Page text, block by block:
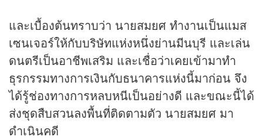
และเบื้องต้นทราบว่า นายสมยศ ทำงานเป็นแมส
เซนเจอร์ให้กับบริษัทแห่งหนึ่งย่านมีนบุรี และเล่น
ดนตรีเป็นอาชีพเสริม และเชื่อว่าเคยเข้ามาทำ
ธุรกรรมทางการเงินกับธนาคารแห่งนี้มาก่อน จึง
ได้รู้ช่องทางการหลบหนีเป็นอย่างดี และขณะนี้ได้
ส่งชุดสืบสวนลงพื้นที่ติดตามตัว นายสมยศ มา
ดำเนินคดี